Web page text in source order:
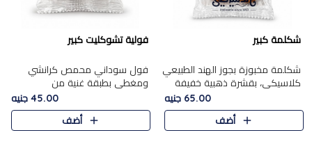
شكلمة كبير
شكلمة مخبوزة بجوز الهند الطبيعي
كلاسيكي، بقشرة ذهبية خفيفة
وقلب طري رطب يذوب في الفم،
تمنحك المذاق الشرقي الحلو الأصيل
التقليدي في كل لقمة.
65.00 جنيه
أضف
فولية تشوكليت كبير
فول سوداني محمص كرانشي
ومغطى بطبقة غنية من
الشوكولاتة، يجمع بين طعم
القرمشة الأصيلة الكلاسكيكية
التقليدية للفول السوداني وحلاوة
45.00 جنيه
أضف